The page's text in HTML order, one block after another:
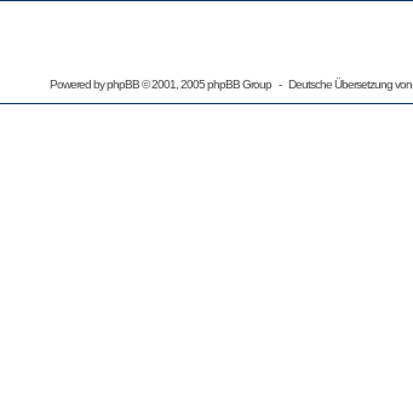
Powered byphpBB© 2001, 2005 phpBB Group - Deutsche Übersetzung von